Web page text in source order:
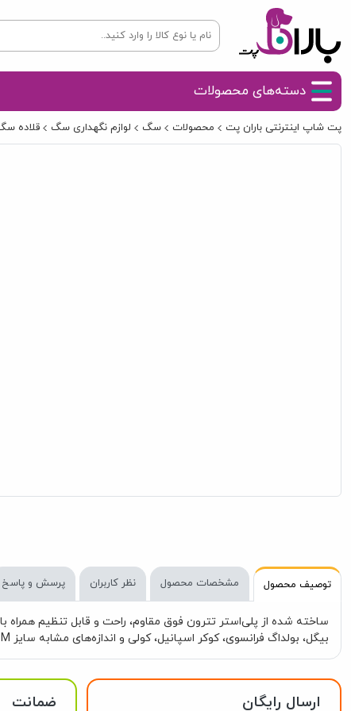
دسته‌های محصولات
پت شاپ اینترنتی باران پت محصولات سگ لوازم نگهداری سگ قلاده
توصیف محصول مشخصات محصول نظر کاربران پرسش و پاسخ
بیگل، بولداگ فرانسوی، کوکر اسپانیل، کولی و اندازه‌های مشابه سایز M به ابعاد 46-70 سانتی‌متر مناسب برای نژادهای: باکسر، چاو چاو، لابرادور، گلدن رتریور، هاسکی و اندازه‌های مشابه
ارسال رایگان ضمانت